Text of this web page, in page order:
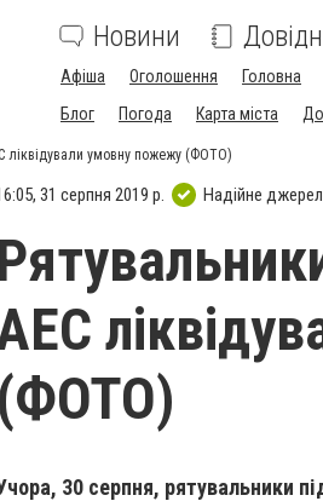
Новини
Афіша Оголошення Головна
Блог
Погода Карта міста
ліквідували умовну пожежу (ФОТО)
31 серпня 2019 р. Надійне
(ФОТО)
30 серпня, рятувальники